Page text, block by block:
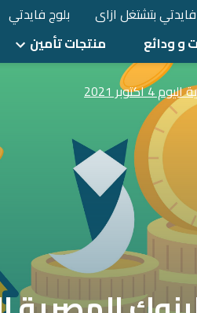
فايدتي بتشتغل ازاى بلوج فايدتي
و ودائع منتجات تأمين
2021